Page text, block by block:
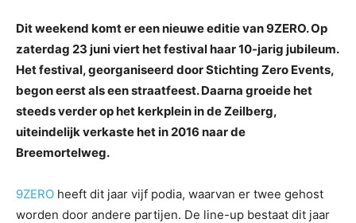
Dit weekend komt er een nieuwe editie van 9ZERO. Op
zaterdag 23 juni viert het festival haar 10-jarig jubileum.
Het festival, georganiseerd door Stichting Zero Events,
begon eerst als een straatfeest. Daarna groeide het
steeds verder op het kerkplein in de Zeilberg,
uiteindelijk verkaste het in 2016 naar de
Breemortelweg.
9ZERO heeft dit jaar vijf podia, waarvan er twee gehost
worden door andere partijen. De line-up bestaat dit jaar